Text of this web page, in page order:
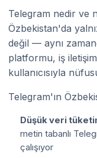
Telegram nedir ve
Özbekistan'da
değil — aynı
platformu, iş
kullanıcısıyla
Telegram'ın
Düşük veri
metin tabanlı
çalışıyor